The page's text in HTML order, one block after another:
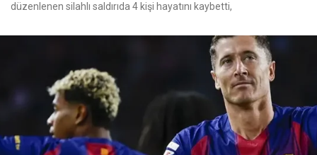
düzenlenen silahlı saldırıda 4 kişi hayatını kaybetti,